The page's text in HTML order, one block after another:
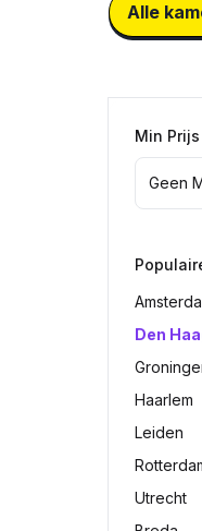
Alle
Min Prijs
Den
Haarlem
Leiden
Utrecht